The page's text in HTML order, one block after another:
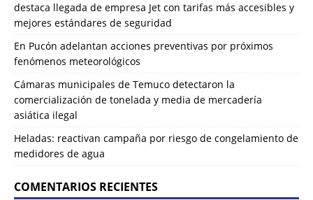
destaca llegada de empresa Jet con tarifas más accesibles y
mejores estándares de seguridad
En Pucón adelantan acciones preventivas por próximos
fenómenos meteorológicos
Cámaras municipales de Temuco detectaron la
comercialización de tonelada y media de mercadería
asiática ilegal
Heladas: reactivan campaña por riesgo de congelamiento de
medidores de agua
COMENTARIOS RECIENTES